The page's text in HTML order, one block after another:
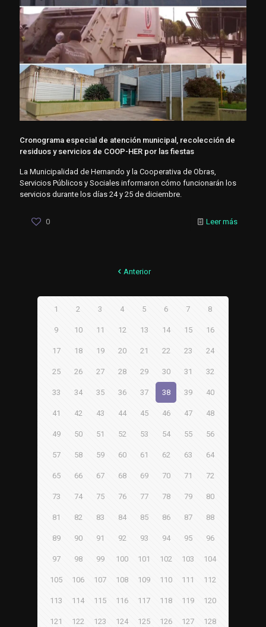
Cronograma especial de atención municipal, recolección de
residuos y servicios de COOP-HER por las fiestas
La Municipalidad de Hernando y la Cooperativa de Obras,
Servicios Públicos y Sociales informaron cómo funcionarán los
servicios durante los días 24 y 25 de diciembre.
0 Leer más
Anterior
1 2 3 4 5 6 7 8
9 10 11 12 13 14 15 16
17 18 19 20 21 22 23 24
25 26 27 28 29 30 31 32
33 34 35 36 37 38 39 40
41 42 43 44 45 46 47 48
49 50 51 52 53 54 55 56
57 58 59 60 61 62 63 64
65 66 67 68 69 70 71 72
73 74 75 76 77 78 79 80
81 82 83 84 85 86 87 88
89 90 91 92 93 94 95 96
97 98 99 100 101 102 103 104
105 106 107 108 109 110 111 112
113 114 115 116 117 118 119 120
121 122 123 124 125 126 127 128